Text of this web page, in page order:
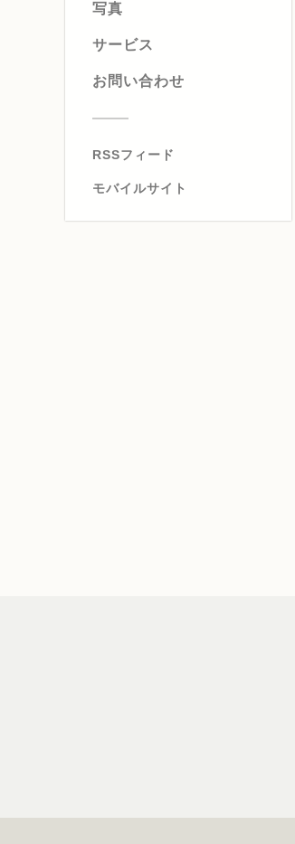
写真
サービス
お問い合わせ
RSSフィード
モバイルサイト